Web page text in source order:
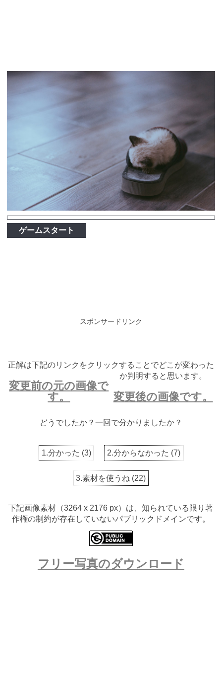
ゲームスタート
スポンサードリンク
正解は下記のリンクをクリックすることでどこが変わった
か判明すると思います。
変更前の元の画像で
す。
変更後の画像です。
どうでしたか？一回で分かりましたか？
1.分かった (3) 2.分からなかった (7)
3.素材を使うね (22)
下記画像素材（3264 x 2176 px）は、知られている限り著
作権の制約が存在していないパブリックドメインです。
フリー写真のダウンロード